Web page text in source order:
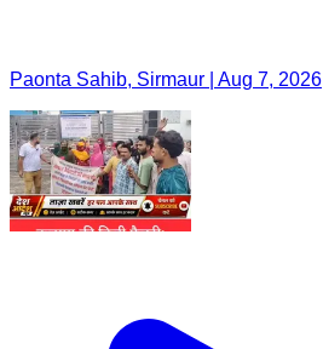
Paonta Sahib, Sirmaur | Aug 7, 2026